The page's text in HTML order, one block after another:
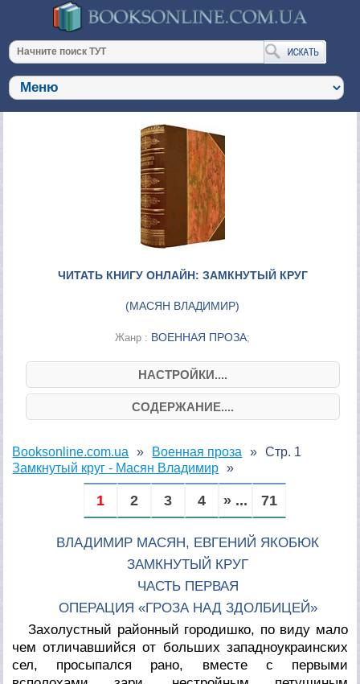
ЧИТАТЬ КНИГУ ОНЛАЙН: ЗАМКНУТЫЙ КРУГ
(МАСЯН ВЛАДИМИР)
Жанр : ВОЕННАЯ ПРОЗА;
НАСТРОЙКИ....
СОДЕРЖАНИЕ....
Booksonline.com.ua
Военная проза
Замкнутый круг - Масян Владимир
Стр. 1
1 2 3 4 » ... 71
ВЛАДИМИР МАСЯН, ЕВГЕНИЙ ЯКОБЮК
ЗАМКНУТЫЙ КРУГ
ЧАСТЬ ПЕРВАЯ
ОПЕРАЦИЯ «ГРОЗА НАД ЗДОЛБИЦЕЙ»
Захолустный районный городишко, по виду мало
чем отличавшийся от больших западноукраинских
сел, просыпался рано, вместе с первыми